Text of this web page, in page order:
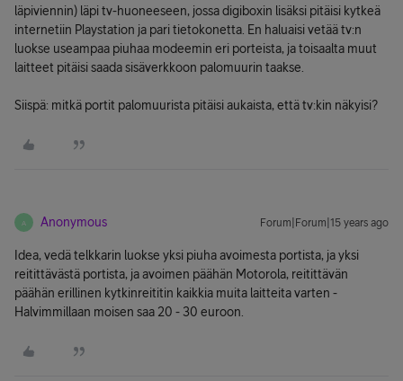
läpiviennin) läpi tv-huoneeseen, jossa digiboxin lisäksi pitäisi kytkeä
internetiin Playstation ja pari tietokonetta. En haluaisi vetää tv:n
luokse useampaa piuhaa modeemin eri porteista, ja toisaalta muut
laitteet pitäisi saada sisäverkkoon palomuurin taakse.
Siispä: mitkä portit palomuurista pitäisi aukaista, että tv:kin näkyisi?
A Anonymous Forum|Forum|15 years ago
Idea, vedä telkkarin luokse yksi piuha avoimesta portista, ja yksi
reitittävästä portista, ja avoimen päähän Motorola, reitittävän
päähän erillinen kytkinreititin kaikkia muita laitteita varten -
Halvimmillaan moisen saa 20 - 30 euroon.